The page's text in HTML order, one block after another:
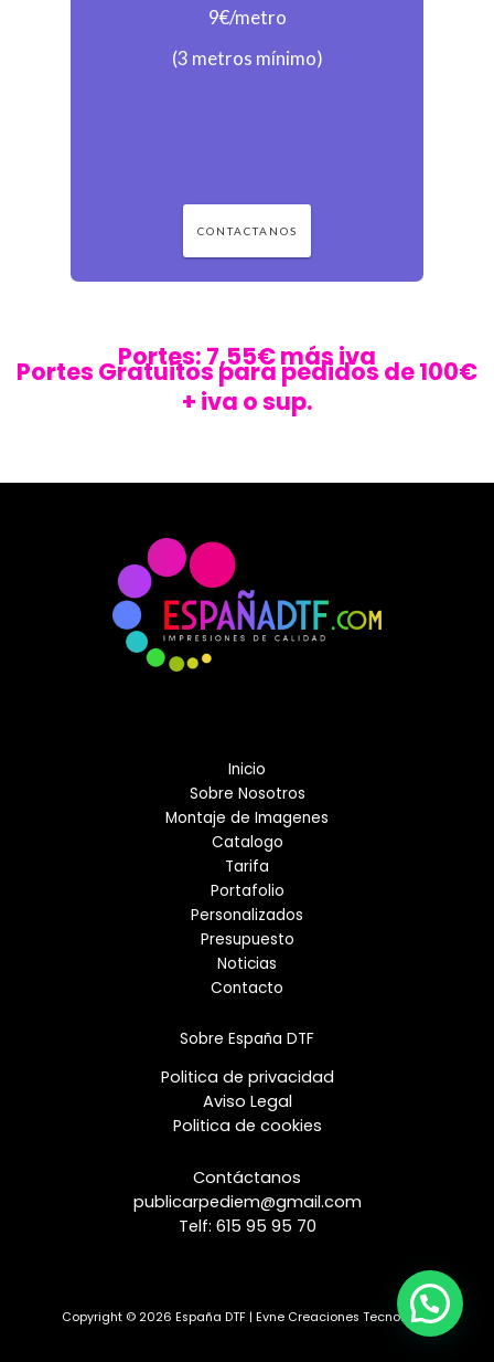
9€/metro
(3 metros mínimo)
CONTACTANOS
Portes: 7,55€ más iva
Portes Gratuitos para pedidos de 100€
+ iva o sup.
Inicio
Sobre Nosotros
Montaje de Imagenes
Catalogo
Tarifa
Portafolio
Personalizados
Presupuesto
Noticias
Contacto
Sobre España DTF
Politica de privacidad
Aviso Legal
Politica de cookies
Contáctanos
publicarpediem@gmail.com
Telf: 615 95 95 70
Copyright © 2026 España DTF | Evne Creaciones Tecnología